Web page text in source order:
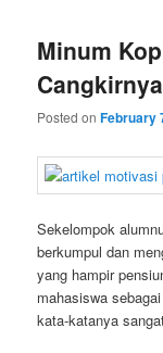
Minum
Cangkirnya
Posted onFebruary
Sekelompok
berkumpul dan
yang hampir
mahasiswa
kata-katanya